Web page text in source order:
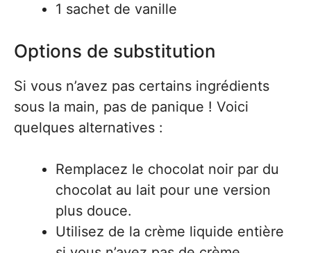
1 sachet de vanille
Options de substitution
Si vous n’avez pas certains ingrédients
sous la main, pas de panique ! Voici
quelques alternatives :
Remplacez le chocolat noir par du
chocolat au lait pour une version
plus douce.
Utilisez de la crème liquide entière